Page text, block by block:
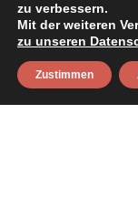
zu verbessern.
Mit der weiteren
zu unseren
Zustimmen